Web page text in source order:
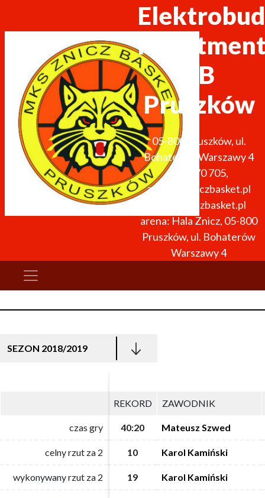
ZB
Pruszków
05-800 Pruszków, ul.
Bohaterów Warszawy 4
691 270 705,
zarzad@zniczbasket.pl
http://zniczbasket.pl
arena: Hala Znicz, 05-800
Pruszków, ul. Bohaterów
Warszawy 4
SEZON 2018/2019
REKORD ZAWODNIK
czas gry 40:20 Mateusz Szwed
celny rzut za 2 10 Karol Kamiński
wykonywany rzut za 2 19 Karol Kamiński
REKORD ZAWODNIK
czas gry 40:20 Mateusz Szwed
celny rzut za 2 10 Karol Kamiński
wykonywany rzut za 2 19 Karol Kamiński